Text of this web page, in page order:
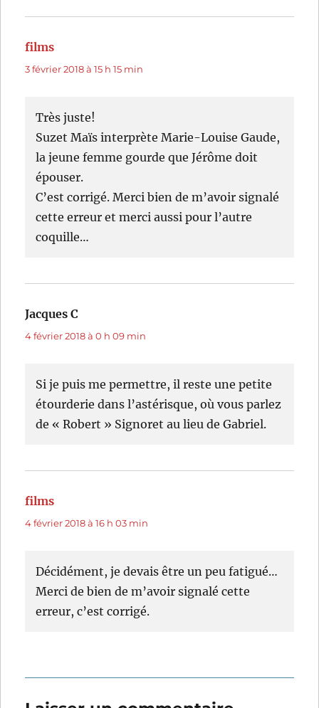
films
3 février 2018 à 15 h 15 min
Très juste!
Suzet Maïs interprète Marie-Louise Gaude,
la jeune femme gourde que Jérôme doit
épouser.
C’est corrigé. Merci bien de m’avoir signalé
cette erreur et merci aussi pour l’autre
coquille…
Jacques C
4 février 2018 à 0 h 09 min
Si je puis me permettre, il reste une petite
étourderie dans l’astérisque, où vous parlez
de « Robert » Signoret au lieu de Gabriel.
films
4 février 2018 à 16 h 03 min
Décidément, je devais être un peu fatigué…
Merci de bien de m’avoir signalé cette
erreur, c’est corrigé.